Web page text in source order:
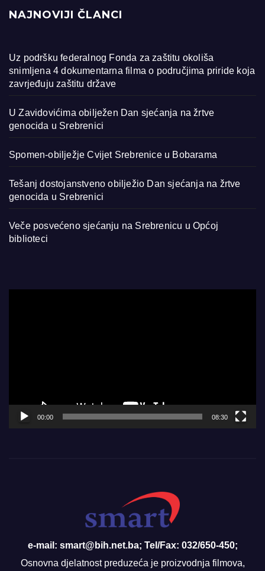
NAJNOVIJI ČLANCI
Uz podršku federalnog Fonda za zaštitu okoliša
snimljena 4 dokumentarna filma o područjima priride koja
zavrjeđuju zaštitu države
U Zavidovićima obilježen Dan sjećanja na žrtve
genocida u Srebrenici
Spomen-obilježje Cvijet Srebrenice u Bobarama
Tešanj dostojanstveno obilježio Dan sjećanja na žrtve
genocida u Srebrenici
Veče posvećeno sjećanju na Srebrenicu u Općoj
biblioteci
00:00 08:30
e-mail: smart@bih.net.ba; Tel/Fax: 032/650-450;
Osnovna djelatnost preduzeća je proizvodnja filmova,